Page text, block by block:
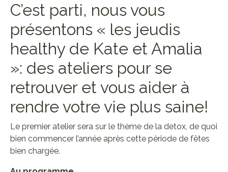
C’est parti, nous vous
présentons « les jeudis
healthy de Kate et Amalia
»: des ateliers pour se
retrouver et vous aider à
rendre votre vie plus saine!
Le premier atelier sera sur le thème de la detox, de quoi
bien commencer l’année après cette période de fêtes
bien chargée.